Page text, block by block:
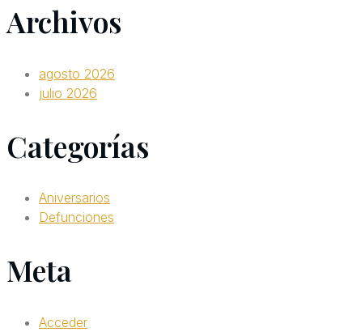
Archivos
agosto 2026
julio 2026
Categorías
Aniversarios
Defunciones
Meta
Acceder